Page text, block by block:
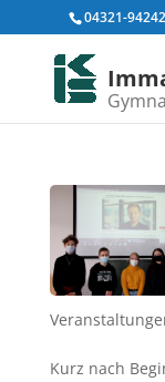
04321-
Kurz nach